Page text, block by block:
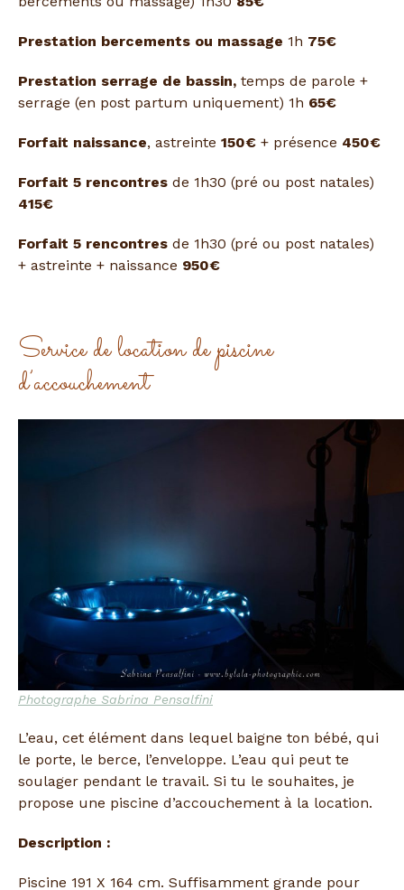
Prestation bercements ou massage 1h 75€
Prestation serrage de bassin, temps de parole +
serrage (en post partum uniquement) 1h 65€
Forfait naissance, astreinte 150€ + présence 450€
Forfait 5 rencontres de 1h30 (pré ou post natales)
415€
Forfait 5 rencontres de 1h30 (pré ou post natales)
+ astreinte + naissance 950€
Service de location de piscine
d’accouchement
Photographe Sabrina Pensalfini
L’eau, cet élément dans lequel baigne ton bébé, qui
le porte, le berce, l’enveloppe. L’eau qui peut te
soulager pendant le travail. Si tu le souhaites, je
propose une piscine d’accouchement à la location.
Description :
Piscine 191 X 164 cm. Suffisamment grande pour